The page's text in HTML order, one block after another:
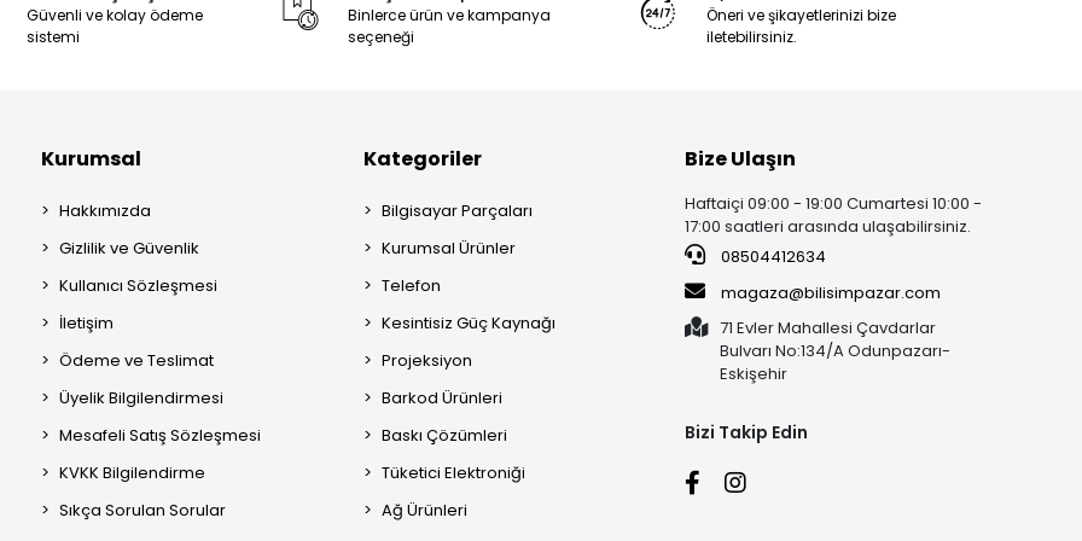
Güvenli ve kolay ödeme
sistemi
Binlerce ürün ve kampanya
seçeneği
Öneri ve şikayetlerinizi bize
iletebilirsiniz.
Kurumsal
Hakkımızda
Gizlilik ve Güvenlik
Kullanıcı Sözleşmesi
İletişim
Ödeme ve Teslimat
Üyelik Bilgilendirmesi
Mesafeli Satış Sözleşmesi
KVKK Bilgilendirme
Sıkça Sorulan Sorular
Kategoriler
Bilgisayar Parçaları
Kurumsal Ürünler
Telefon
Kesintisiz Güç Kaynağı
Projeksiyon
Barkod Ürünleri
Baskı Çözümleri
Tüketici Elektroniği
Ağ Ürünleri
Bize Ulaşın
Haftaiçi 09:00 - 19:00 Cumartesi 10:00 -
17:00 saatleri arasında ulaşabilirsiniz.
08504412634
magaza@bilisimpazar.com
71 Evler Mahallesi Çavdarlar
Bulvarı No:134/A Odunpazarı-
Eskişehir
Bizi Takip Edin